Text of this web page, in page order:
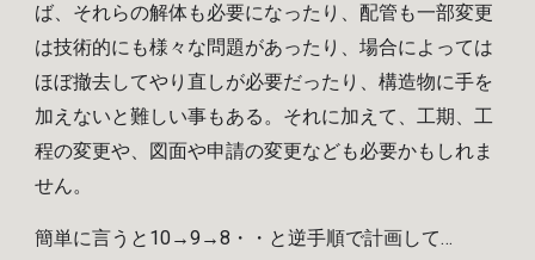
ば、それらの解体も必要になったり、配管も一部変更
は技術的にも様々な問題があったり、場合によっては
ほぼ撤去してやり直しが必要だったり、構造物に手を
加えないと難しい事もある。それに加えて、工期、工
程の変更や、図面や申請の変更なども必要かもしれま
せん。
簡単に言うと 10→9→8・・と逆手順で計画して…